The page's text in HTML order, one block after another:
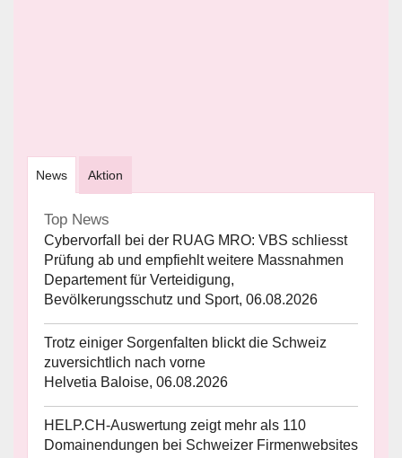
News Aktion
Top News
Cybervorfall bei der RUAG MRO: VBS schliesst
Prüfung ab und empfiehlt weitere Massnahmen
Departement für Verteidigung,
Bevölkerungsschutz und Sport, 06.08.2026
Trotz einiger Sorgenfalten blickt die Schweiz
zuversichtlich nach vorne
Helvetia Baloise, 06.08.2026
HELP.CH-Auswertung zeigt mehr als 110
Domainendungen bei Schweizer Firmenwebsites